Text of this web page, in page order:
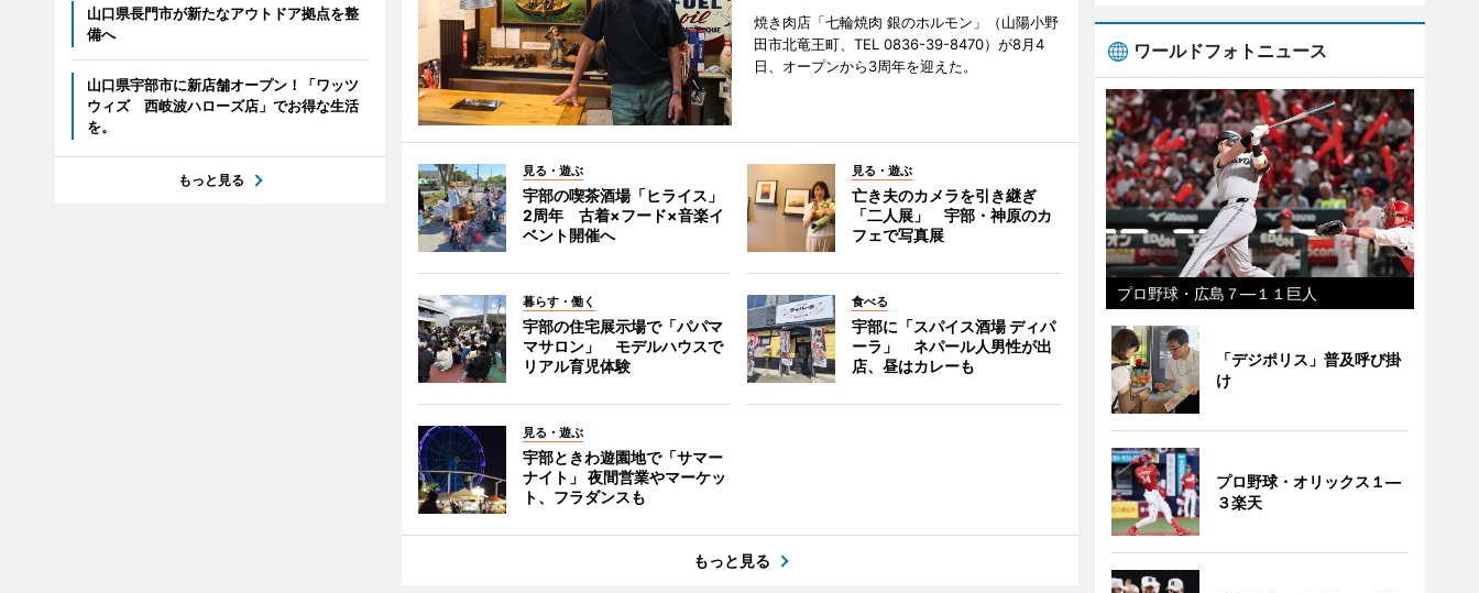
焼き肉店「七輪焼肉 銀のホルモン」（山陽小野
田市北竜王町、TEL 0836-39-8470）が8月4
日、オープンから3周年を迎えた。
見る・遊ぶ
宇部の喫茶酒場「ヒライス」
2周年 古着×フード×音楽イ
ベント開催へ
見る・遊ぶ
亡き夫のカメラを引き継ぎ
「二人展」 宇部・神原のカ
フェで写真展
暮らす・働く
宇部の住宅展示場で「パパマ
マサロン」 モデルハウスで
リアル育児体験
食べる
宇部に「スパイス酒場 ディパ
ーラ」 ネパール人男性が出
店、昼はカレーも
見る・遊ぶ
宇部ときわ遊園地で「サマー
ナイト」 夜間営業やマーケッ
ト、フラダンスも
もっと見る
山口県長門市が新たなアウトドア拠点を整
備へ
山口県宇部市に新店舗オープン！「ワッツ
ウィズ 西岐波ハローズ店」でお得な生活
を。
もっと見る
ワールドフォトニュース
プロ野球・広島７―１１巨人
「デジポリス」普及呼び掛
け
プロ野球・オリックス１―
３楽天